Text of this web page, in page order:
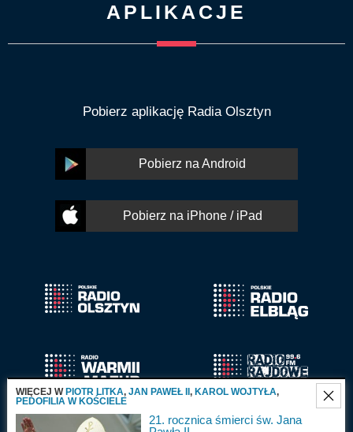
APLIKACJE
Pobierz aplikację Radia Olsztyn
Pobierz na Android
Pobierz na iPhone / iPad
WIĘCEJ W PIOTR LITKA, JAN PAWEŁ II , KAROL WOJTYŁA,
PEDOFILIA W KOŚCIELE
21. rocznica śmierci św. Jana